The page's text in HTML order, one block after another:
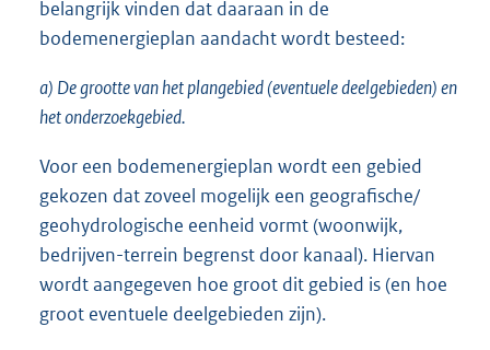
belangrijk vinden dat daaraan in de
bodemenergieplan aandacht wordt besteed:
a) De grootte van het plangebied (eventuele deelgebieden) en
het onderzoekgebied.
Voor een bodemenergieplan wordt een gebied
gekozen dat zoveel mogelijk een geografische/
geohydrologische eenheid vormt (woonwijk,
bedrijven-terrein begrenst door kanaal). Hiervan
wordt aangegeven hoe groot dit gebied is (en hoe
groot eventuele deelgebieden zijn).